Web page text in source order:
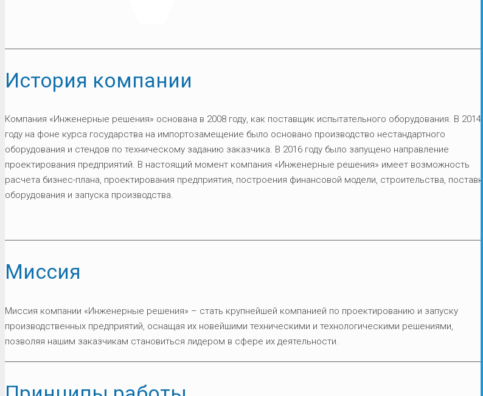
История компании
Компания «Инженерные решения» основана в 2008 году, как поставщик испытательного оборудования. В 2014
году на фоне курса государства на импортозамещение было основано производство нестандартного
оборудования и стендов по техническому заданию заказчика. В 2016 году было запущено направление
проектирования предприятий. В настоящий момент компания «Инженерные решения» имеет возможность
расчета бизнес-плана, проектирования предприятия, построения финансовой модели, строительства, поставки
оборудования и запуска производства.
Миссия
Миссия компании «Инженерные решения» – стать крупнейшей компанией по проектированию и запуску
производственных предприятий, оснащая их новейшими техническими и технологическими решениями,
позволяя нашим заказчикам становиться лидером в сфере их деятельности.